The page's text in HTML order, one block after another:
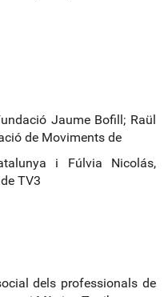
Jaume Bofill; Raül
de Moviments de
i Fúlvia Nicolás,
TV3
dels professionals de